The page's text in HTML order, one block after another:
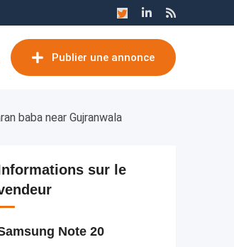
Publier une annonce
baba near Gujranwala
sur le
Note 20